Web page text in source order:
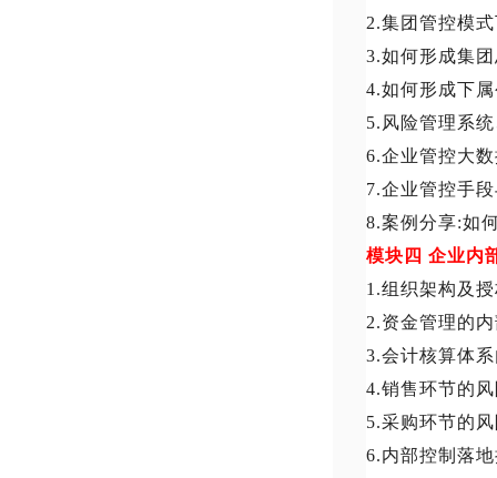
2.集团管控模
3.如何形成集
4.如何形成下
5.风险管理系
6.企业管控大
7.企业管控手
8.案例分享:如
模块四 企业内
1.组织架构及
2.资金管理的
3.会计核算体
4.销售环节的
5.采购环节的
6.内部控制落